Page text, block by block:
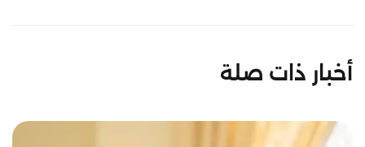
أخبار ذات صلة